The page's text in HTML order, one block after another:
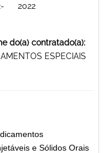
2022
do(a) contratado(a):
ESPECIAIS
e Sólidos Orais